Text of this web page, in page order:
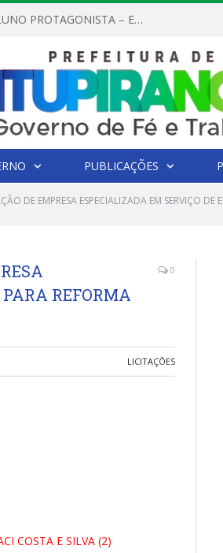
REGULAMENTO OFICIAL DO PRÊMIO ALUNO PROTAGONISTA – EDIÇÃO 2026
PUBLICAÇÕES
DE EMPRESA ESPECIALIZADA EM SERVIÇO DE
REFORMA
0
LICITAÇÕES
COSTA E SILVA (2)